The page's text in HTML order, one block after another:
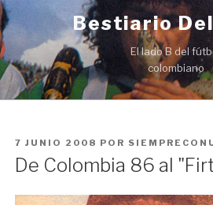
Ir
al
contenido
Bestiario
El lado B del
colombiano
PUBLICADO
EN
7 JUNIO 2008 POR
De Colombia 86 al